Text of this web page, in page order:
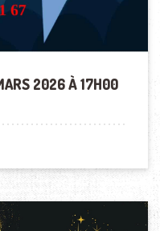
2026 À 17H00